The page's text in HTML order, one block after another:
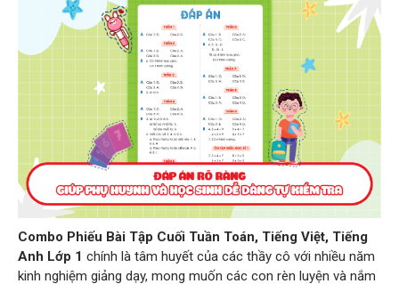
Combo Phiếu Bài Tập Cuối Tuần Toán, Tiếng Việt, Tiếng
Anh Lớp 1 chính là tâm huyết của các thầy cô với nhiều năm
kinh nghiệm giảng dạy, mong muốn các con rèn luyện và nắm